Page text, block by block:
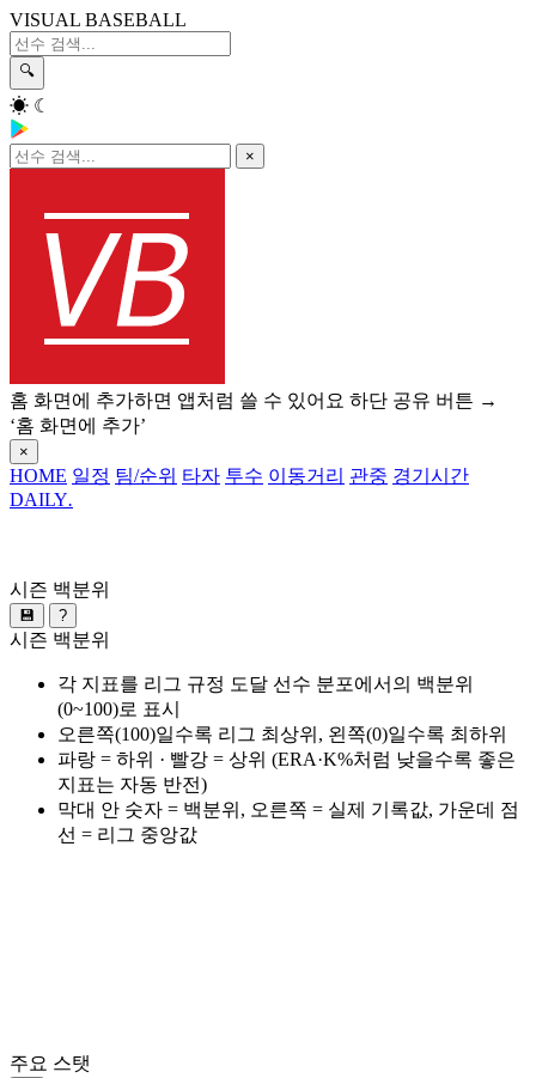
VISUAL BASEBALL
🔍
☀ ☾
×
홈 화면에 추가하면 앱처럼 쓸 수 있어요 하단 공유 버튼 →
‘홈 화면에 추가’
×
HOME 일정 팀/순위 타자 투수 이동거리 관중 경기시간
DAILY.
시즌 백분위
💾 ?
시즌 백분위
각 지표를 리그 규정 도달 선수 분포에서의 백분위
(0~100)로 표시
오른쪽(100)일수록 리그 최상위, 왼쪽(0)일수록 최하위
파랑 = 하위 · 빨강 = 상위 (ERA·K%처럼 낮을수록 좋은
지표는 자동 반전)
막대 안 숫자 = 백분위, 오른쪽 = 실제 기록값, 가운데 점
선 = 리그 중앙값
주요 스탯